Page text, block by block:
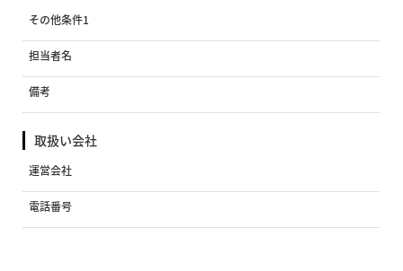
その他条件1
担当者名
備考
取扱い会社
運営会社
電話番号